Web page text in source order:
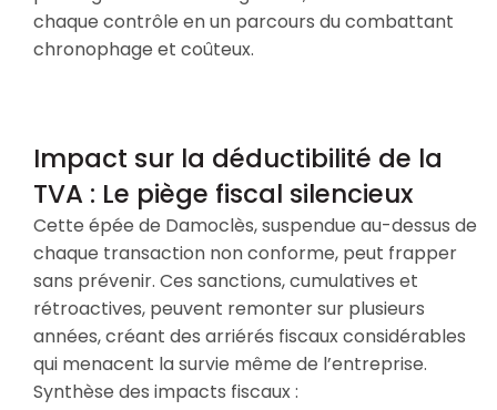
chaque contrôle en un parcours du combattant
chronophage et coûteux.
Impact sur la déductibilité de la
TVA : Le piège fiscal silencieux
Cette épée de Damoclès, suspendue au-dessus de
chaque transaction non conforme, peut frapper
sans prévenir. Ces sanctions, cumulatives et
rétroactives, peuvent remonter sur plusieurs
années, créant des arriérés fiscaux considérables
qui menacent la survie même de l’entreprise.
Synthèse des impacts fiscaux :